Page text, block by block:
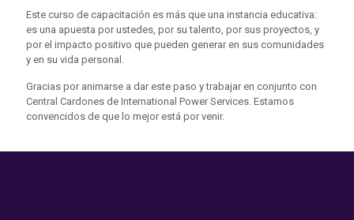
Este curso de capacitación es más que una instancia educativa:
es una apuesta por ustedes, por su talento, por sus proyectos, y
por el impacto positivo que pueden generar en sus comunidades
y en su vida personal.
Gracias por animarse a dar este paso y trabajar en conjunto con
Central Cardones de International Power Services. Estamos
convencidos de que lo mejor está por venir.